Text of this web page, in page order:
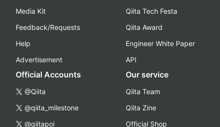
Media Kit
Feedback/Requests
Help
Advertisement
Qiita Tech Festa
Qiita Award
Engineer White Paper
API
Official Accounts
@Qiita
@qiita_milestone
@qiitapoi
Our service
Qiita Team
Qiita Zine
Official Shop